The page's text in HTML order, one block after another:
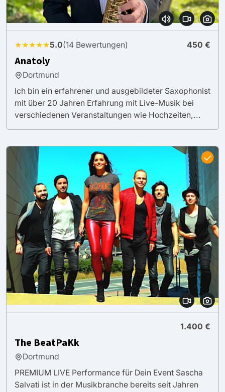
★★★★★5.0(14 Bewertungen) 450 €
Anatoly
Dortmund
Ich bin ein erfahrener und ausgebildeter Saxophonist
mit über 20 Jahren Erfahrung mit Live-Musik bei
verschiedenen Veranstaltungen wie Hochzeiten,...
1.400 €
The BeatPaKk
Dortmund
PREMIUM LIVE Performance für Dein Event Sascha
Salvati ist in der Musikbranche bereits seit Jahren